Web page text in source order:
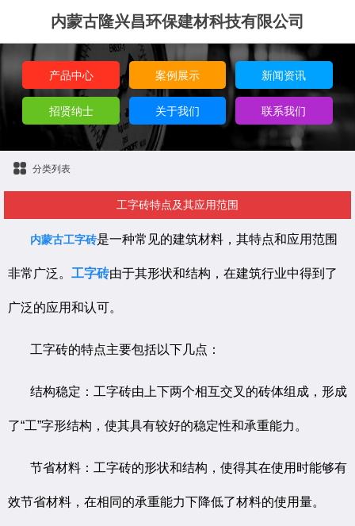
内蒙古隆兴昌环保建材科技有限公司
产品中心 案例展示 新闻资讯
招贤纳士 关于我们 联系我们
分类列表
工字砖特点及其应用范围
内蒙古工字砖是一种常见的建筑材料，其特点和应用范围
非常广泛。 工字砖由于其形状和结构，在建筑行业中得到了
广泛的应用和认可。
工字砖的特点主要包括以下几点：
结构稳定：工字砖由上下两个相互交叉的砖体组成，形成
了“工”字形结构，使其具有较好的稳定性和承重能力。
节省材料：工字砖的形状和结构，使得其在使用时能够有
效节省材料，在相同的承重能力下降低了材料的使用量。